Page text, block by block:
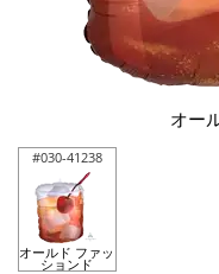
オー
#030-41238
オールド ファッ
ションド